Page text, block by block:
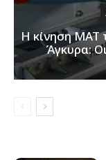
Η κίνηση ΜΑΤ
Άγκυρα: